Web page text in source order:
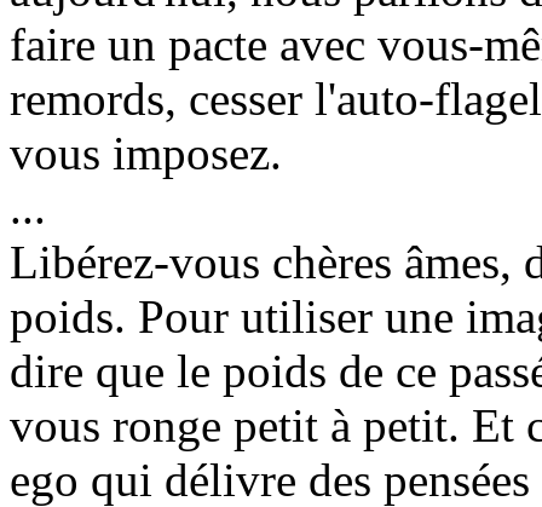
faire un pacte avec vous-
remords, cesser l'auto-
vous imposez.
...
Libérez-vous chères âmes,
poids. Pour utiliser une
dire que le poids de ce
vous ronge petit à petit. Et
ego qui délivre des